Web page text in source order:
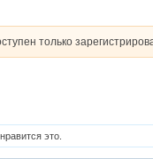
только
нравится это.